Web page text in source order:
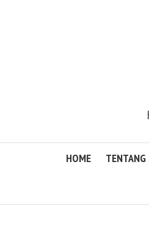
HOME TENTANG